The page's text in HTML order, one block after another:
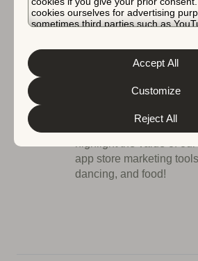
cookies ourselves for advertising
sometimes third parties such as
about the protection of your personal
different cookies we use, please read
&
. You can customize
and preferences by clicking the
Reject All
Customize
Accept All
데모 요청하기
Marketing Manager at
Georgia is a Senior
Manager at AppTweak.
highlight the value of
app store marketing
dancing, and food!